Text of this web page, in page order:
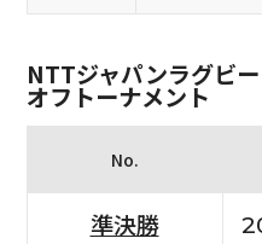
NTTジャパンラグビ
オフトーナメント
No.
準決勝